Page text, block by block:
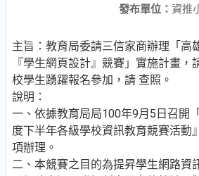
發布單位： 資推
主旨：教育局委請三信家商辦理「高
『學生網頁設計』競賽」實施計畫，
校學生踴躍報名參加，請 查照。
說明：
一、依據教育局局100年9月5日召開
度下半年各級學校資訊教育競賽活動
項辦理。
二、本競賽之目的為提昇學生網路資